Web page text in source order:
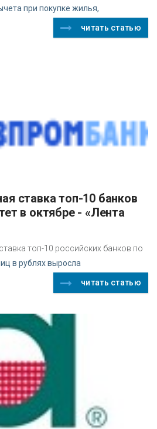
при покупке жилья,
читать статью
в октябре - «Лента
топ-10 российских банков по
в рублях выросла
читать статью